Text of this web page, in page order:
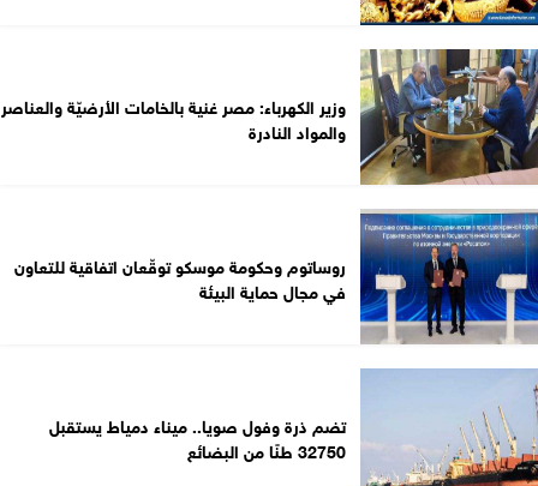
وزير الكهرباء: مصر غنية بالخامات الأرضيّة والعناصر
والمواد النادرة
روساتوم وحكومة موسكو توقّعان اتفاقية للتعاون
في مجال حماية البيئة
تضم ذرة وفول صويا.. ميناء دمياط يستقبل
32750 طنًا من البضائع